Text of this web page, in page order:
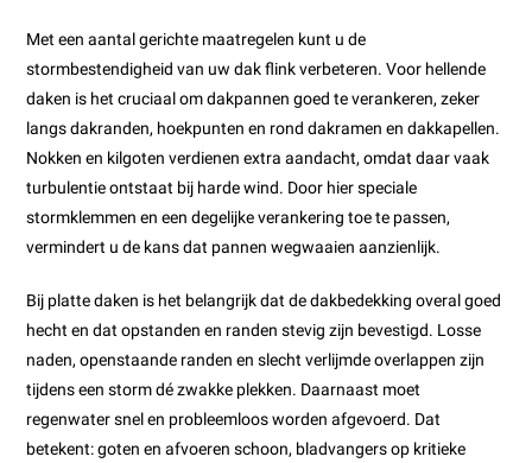
Met een aantal gerichte maatregelen kunt u de
stormbestendigheid van uw dak flink verbeteren. Voor hellende
daken is het cruciaal om dakpannen goed te verankeren, zeker
langs dakranden, hoekpunten en rond dakramen en dakkapellen.
Nokken en kilgoten verdienen extra aandacht, omdat daar vaak
turbulentie ontstaat bij harde wind. Door hier speciale
stormklemmen en een degelijke verankering toe te passen,
vermindert u de kans dat pannen wegwaaien aanzienlijk.
Bij platte daken is het belangrijk dat de dakbedekking overal goed
hecht en dat opstanden en randen stevig zijn bevestigd. Losse
naden, openstaande randen en slecht verlijmde overlappen zijn
tijdens een storm dé zwakke plekken. Daarnaast moet
regenwater snel en probleemloos worden afgevoerd. Dat
betekent: goten en afvoeren schoon, bladvangers op kritieke